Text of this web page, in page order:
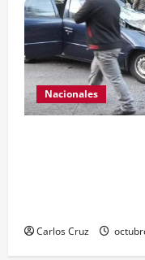
Nacionales
Carlos Cruz